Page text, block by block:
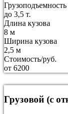
Грузоподъемность
до 3,5 т.
Длина кузова
8 м
Ширина кузова
2,5 м
Стоимость/руб.
от 6200
Грузовой (с